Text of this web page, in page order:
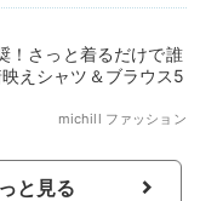
！さっと着るだけで誰
えシャツ＆ブラウス5
michill ファッション
と見る